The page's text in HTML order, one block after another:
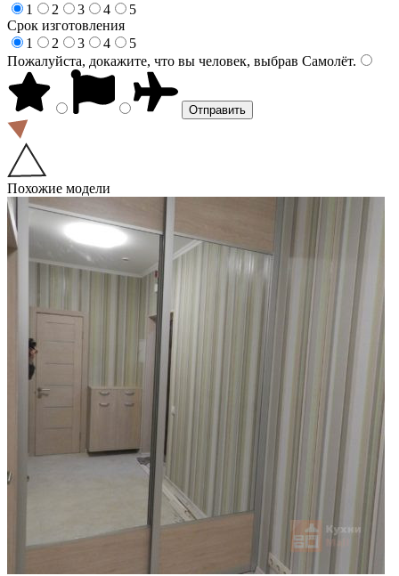
1
2 3 4
5
Срок изготовления
1
2 3 4
5
Пожалуйста, докажите, что вы человек, выбрав Самолёт.
Похожие модели